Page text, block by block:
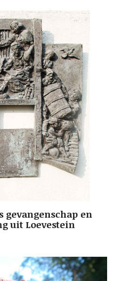
gevangenschap en
uit Loevestein